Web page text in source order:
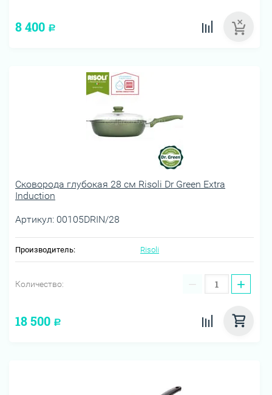
8 400 Р
Сковорода глубокая 28 см Risoli Dr Green Extra
Induction
Артикул: 00105DRIN/28
Производитель: Risoli
Количество: − +
18 500 Р